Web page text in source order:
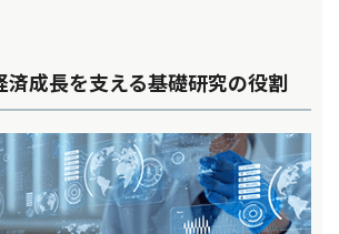
済成長を支える基礎研究の役割